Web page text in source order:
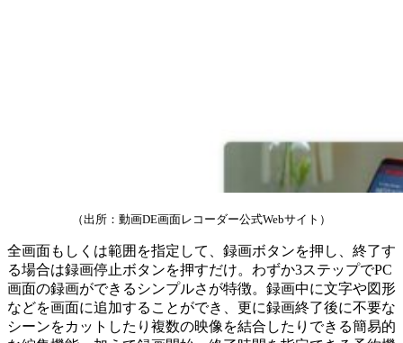
（出所：動画DE画面レコーダー公式Webサイト）
全画面もしくは範囲を指定して、録画ボタンを押し、終了す
る場合は録画停止ボタンを押すだけ。わずか3ステップでPC
画面の録画ができるシンプルさが特徴。録画中に文字や図形
などを画面に追加することができ、更に録画終了後に不要な
シーンをカットしたり複数の映像を結合したりできる簡易的